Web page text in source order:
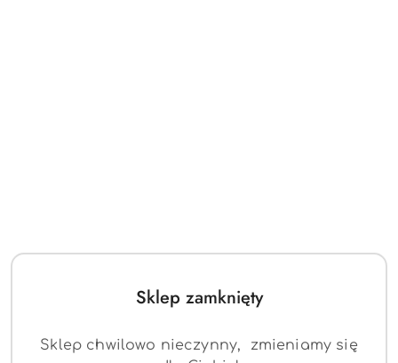
Sklep zamknięty
Sklep chwilowo nieczynny, zmieniamy się